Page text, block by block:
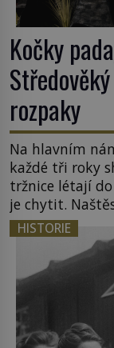
Kočky
rozpaky
Na hlavním
každé tři roky
tržnice létají
je chytit.
jenom o
Tato veselá
HISTORIE